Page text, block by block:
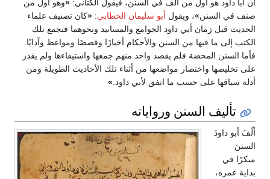
أن أبا داود هو أول من ألف في السنن، فيقول الكتاني: «وهو أول من
صنف في السنن»، ويقول أبو سليمان الخطابي:
«كان تصنيف علماء
الحديث قبل زمان أبي داود الجوامع والمسانيد ونحوهما فتجمع تلك
الكتب إلى ما فيها من السنن والأحكام أخبارًا وقصصًا ومواعظ وآدابًا.
فأما السنن المحضة فلم يقصد واحد منهم جمعها واستيفاءها ولم يقدر
على تخليصها واختصار مواضعها من أثناء تلك الأحاديث الطويلة ومن
أدلة سياقها على حسب ما اتفق لأبي داود. »
تأليف السنن ورواياته
ألّفَ أبو داودَ
السننَ
مبكرًا في
بداية عمره،